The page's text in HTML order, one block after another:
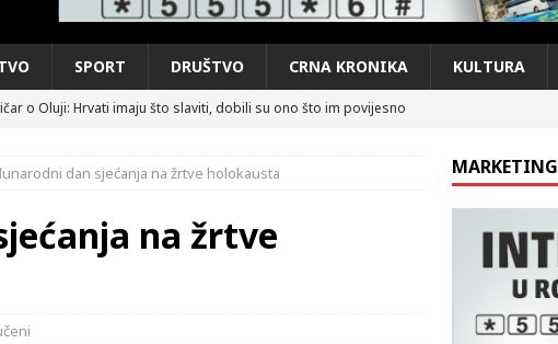
SPORT DRUŠTVO CRNA KRONIKA KULTURA
o Oluji: Hrvati imaju što slaviti, dobili su ono što im povijesno
vala. Svježije u petak. Negdje stižu i pljuskovi.
je donijelo slobodu: Neizbrisiva uloga HVO-a i Hrvata iz BiH u
RAT
DOMOVINSKI RAT
dan sjećanja na žrtve holokausta
na žrtve
MARKETING